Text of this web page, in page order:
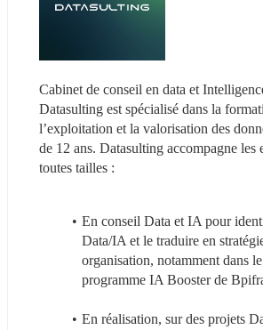
Cabinet de conseil en data et
Datasulting est spécialisé dans la
l’exploitation et la valorisation des
de 12 ans. Datasulting accompagne les
toutes tailles :
En conseil Data et IA pour
Data/IA et le traduire en
organisation, notamment dans
programme IA Booster de
En réalisation, sur des projets